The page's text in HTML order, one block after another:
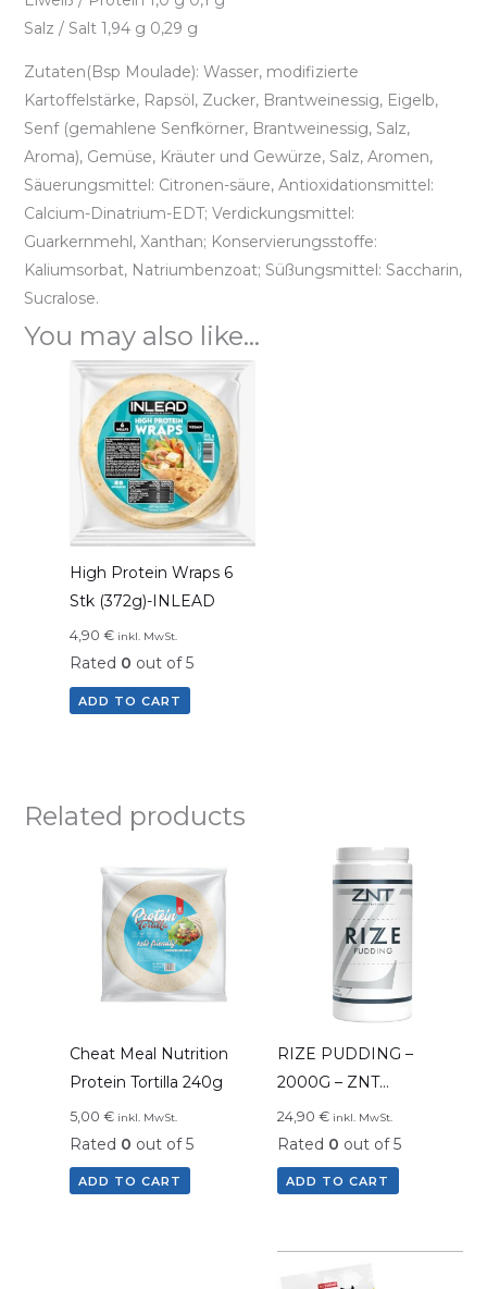
Salz / Salt 1,94 g 0,29 g
Zutaten(Bsp Moulade): Wasser, modifizierte
Kartoffelstärke, Rapsöl, Zucker, Brantweinessig, Eigelb,
Senf (gemahlene Senfkörner, Brantweinessig, Salz,
Aroma), Gemüse, Kräuter und Gewürze, Salz, Aromen,
Säuerungsmittel: Citronen-säure, Antioxidationsmittel:
Calcium-Dinatrium-EDT; Verdickungsmittel:
Guarkernmehl, Xanthan; Konservierungsstoffe:
Kaliumsorbat, Natriumbenzoat; Süßungsmittel: Saccharin,
Sucralose.
You may also like…
High Protein Wraps 6
Stk (372g)-INLEAD
4,90 € inkl. MwSt.
Rated 0 out of 5
ADD TO CART
Related products
Cheat Meal Nutrition
Protein Tortilla 240g
5,00 € inkl. MwSt.
Rated 0 out of 5
ADD TO CART
RIZE PUDDING –
2000G – ZNT
NUTRITION
24,90 € inkl. MwSt.
Rated 0 out of 5
ADD TO CART